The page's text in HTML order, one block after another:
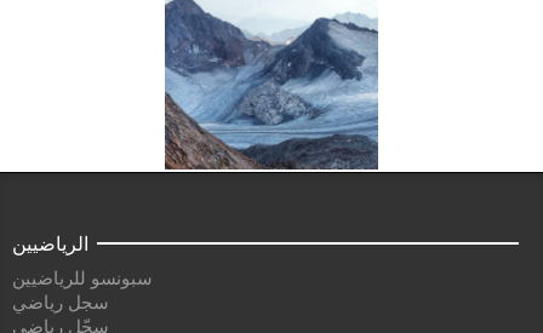
الرياضيين
سبونسو للرياضيين
سجل رياضي
سجّل رياضي